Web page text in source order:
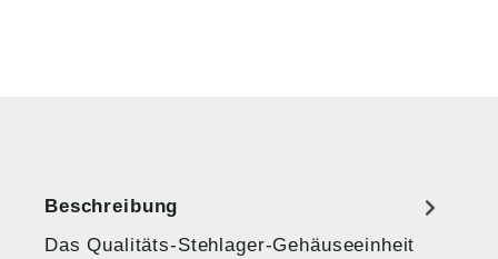
Beschreibung
Das Qualitäts-Stehlager-Gehäuseeinheit